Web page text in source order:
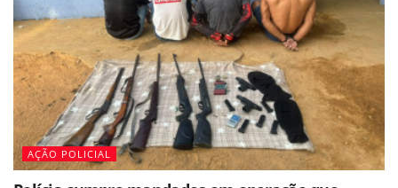
AÇÃO POLICIAL